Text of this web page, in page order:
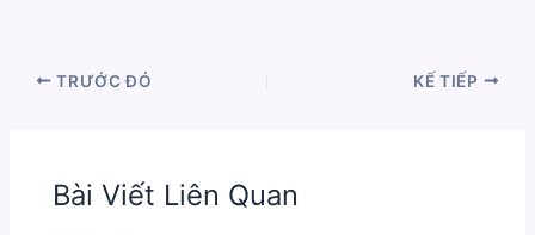
TRƯỚC ĐÓ KẾ TIẾP
Bài Viết Liên Quan